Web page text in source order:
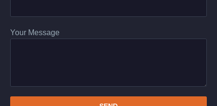
Your Message